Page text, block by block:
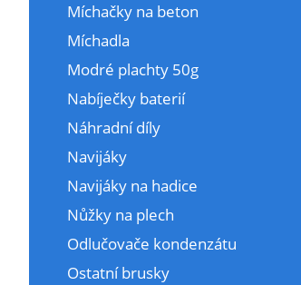
Míchačky na beton
Míchadla
Modré plachty 50g
Nabíječky baterií
Náhradní díly
Navijáky
Navijáky na hadice
Nůžky na plech
Odlučovače kondenzátu
Ostatní brusky